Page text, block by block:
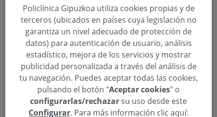
Manu Maritxalar tratado de una
rotura del tendón del bíceps en
Policlínica Gipuzkoa
Categoría:Traumatología,Unidad del Pie
18 de Julio de 2017
Leire Arejita Anitua,Manu Maritxalar,Ricardo Cuéllar,traumatología
Unidad del Pie
Policlínica Gipuzkoa utiliza cookies propias y de
terceros (ubicados en países cuya legislación no
garantiza un nivel adecuado de protección de
datos) para autenticación de usuario, análisis
estadístico, mejora de los servicios y mostrar
publicidad personalizada a través del análisis de
tu navegación. Puedes aceptar todas las cookies,
pulsando el botón "Aceptar cookies" o
configurarlas/rechazarsu uso desde este
Configurar. Para más información clic aquí: